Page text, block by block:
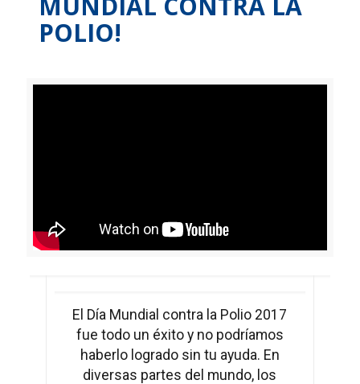
POLIO!
El Día Mundial contra la Polio 2017
fue todo un éxito y no podríamos
haberlo logrado sin tu ayuda. En
diversas partes del mundo, los